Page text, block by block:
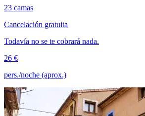
23 camas
Cancelación gratuita
Todavía no se te cobrará nada.
26 €
pers./noche (aprox.)